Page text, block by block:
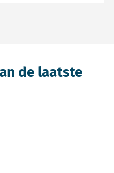
de laatste